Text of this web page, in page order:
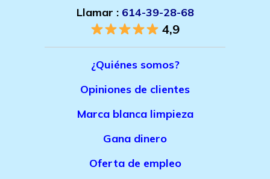
Llamar : 614-39-28-68
4,9
¿Quiénes somos?
Opiniones de clientes
Marca blanca limpieza
Gana dinero
Oferta de empleo